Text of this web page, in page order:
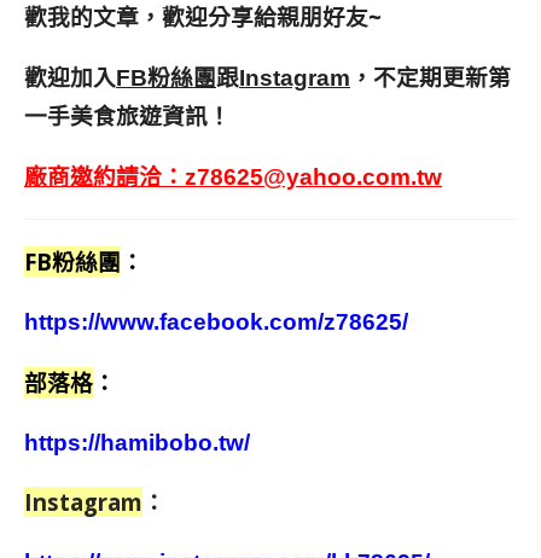
歡我的文章，歡迎分享給親朋好友~
歡迎加入FB粉絲團跟Instagram ，不定期更新第
一手美食旅遊資訊！
廠商邀約請洽： z78625@yahoo.com.tw
FB粉絲團 ：
https://www.facebook.com/z78625/
部落格 ：
https://hamibobo.tw/
Instagram ：